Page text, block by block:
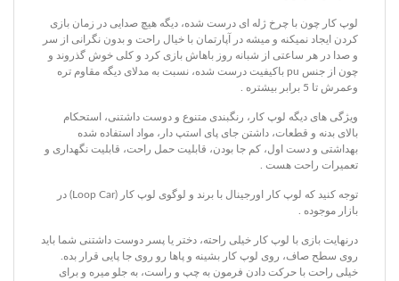
لوپ کار چون با چرخ ژله ای درست شده، دیگه هیچ صدایی در زمان بازی
کردن ایجاد نمیکنه و میشه در آپارتمان با خیال راحت و بدون نگرانی از سر
و صدا در هر ساعتی از شبانه روز باهاش بازی کرد و کلی خوش گذروند و
چون از جنس pu باکیفیت درست شده، نسبت به مدلای دیگه مقاوم تره
وعمرش تا 5 برابر بیشتره .
ویژگی های دیگه لوپ کار، رنگبندی متنوع و دوست داشتنی، استحکام
بالای بدنه و قطعات، داشتن جای پای استپ دار، مواد استفاده شده
بهداشتی و دست اول، کم جا بودن، قابلیت حمل راحت، قابلیت نگهداری و
تعمیرات راحت هست .
توجه کنید که لوپ کار اورجینال با برند و لوگوی لوپ کار (Loop Car) در
بازار موجوده .
درنهایت بازی با لوپ کار خیلی راحته، دختر یا پسر دوست داشتنی شما باید
روی سطح صاف، روی لوپ کار بشینه و پاها رو روی جا پایی قرار بده.
خیلی راحت با حرکت دادن فرمون به چپ و راست، به جلو میره و برای